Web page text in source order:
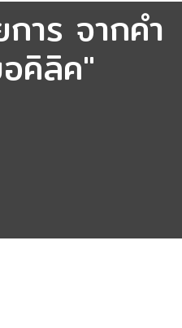
าร จากคำ
คิลิค"